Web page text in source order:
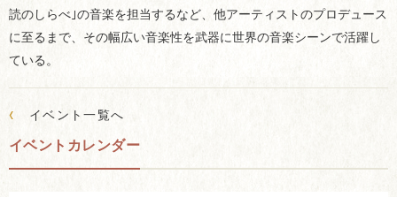
読のしらべ｣の音楽を担当するなど、他アーティストのプロデュース
に至るまで、その幅広い音楽性を武器に世界の音楽シーンで活躍し
ている。
‹ イベント一覧へ
イベントカレンダー